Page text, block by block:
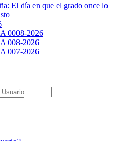
El día en que el grado once lo
0008-2026
008-2026
007-2026